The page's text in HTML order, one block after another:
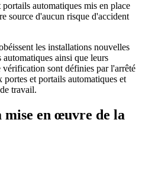
automatiques mis en place
source d'aucun risque d'accident
les installations nouvelles
automatiques ainsi que leurs
sont définies par l'arrêté
et portails automatiques et
travail.
mise en œuvre de la